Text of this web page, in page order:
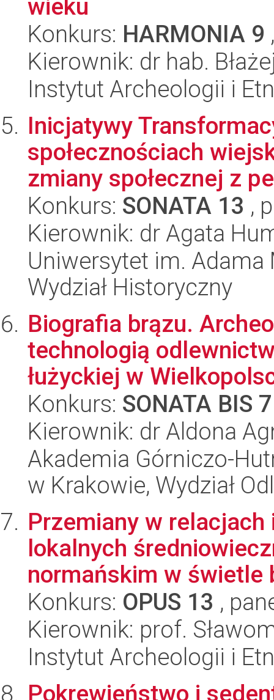
wieku
Konkurs: HARMONIA 9
Kierownik: dr hab.
Instytut Archeologii i
Inicjatywy
społecznościach
zmiany społecznej z
Konkurs: SONATA 13 ,
Kierownik: dr Agata
Uniwersytet im.
Wydział Historyczny
Biografia brązu.
technologią
łużyckiej w
Konkurs: SONATA BIS 7
Kierownik: dr Aldona
Akademia Górniczo-
w Krakowie, Wydział
Przemiany w
lokalnych
normańskim w świetle
Konkurs: OPUS 13 ,
Kierownik: prof.
Instytut Archeologii i
Pokrewieństwo i